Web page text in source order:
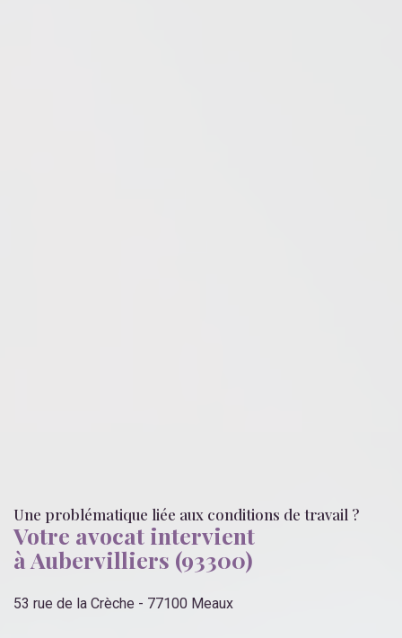
Une problématique liée aux conditions de travail ?
Votre avocat intervient
à Aubervilliers (93300)
53 rue de la Crèche - 77100 Meaux